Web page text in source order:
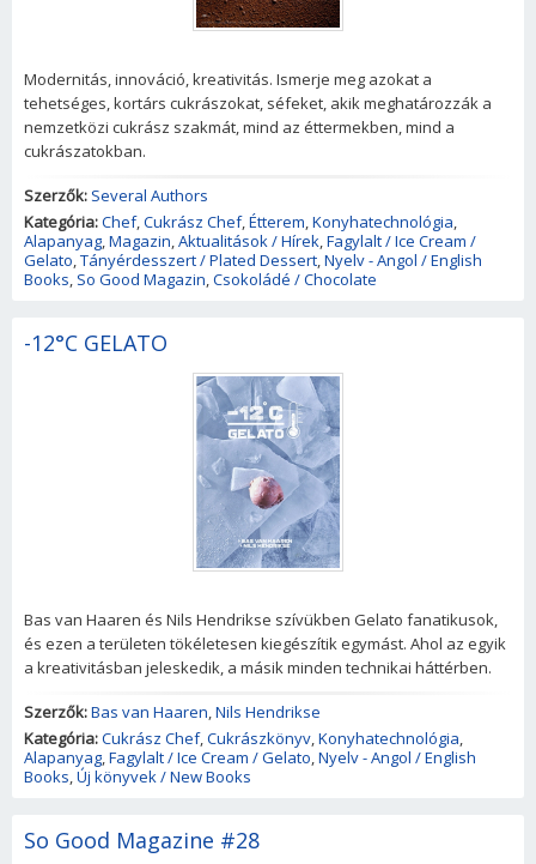
Modernitás, innováció, kreativitás. Ismerje meg azokat a
tehetséges, kortárs cukrászokat, séfeket, akik meghatározzák a
nemzetközi cukrász szakmát, mind az éttermekben, mind a
cukrászatokban.
Szerzők: Several Authors
Kategória:Chef,Cukrász Chef,Étterem,Konyhatechnológia,
Alapanyag,Magazin,Aktualitások / Hírek,Fagylalt / Ice Cream /
Gelato,Tányérdesszert / Plated Dessert,Nyelv - Angol / English
Books, So Good Magazin,Csokoládé / Chocolate
-12°C GELATO
Bas van Haaren és Nils Hendrikse szívükben Gelato fanatikusok,
és ezen a területen tökéletesen kiegészítik egymást. Ahol az egyik
a kreativitásban jeleskedik, a másik minden technikai háttérben.
Szerzők:Bas van Haaren,Nils Hendrikse
Kategória:Cukrász Chef,Cukrászkönyv,Konyhatechnológia,
Alapanyag,Fagylalt / Ice Cream / Gelato,Nyelv - Angol / English
Books,Új könyvek / New Books
So Good Magazine #28